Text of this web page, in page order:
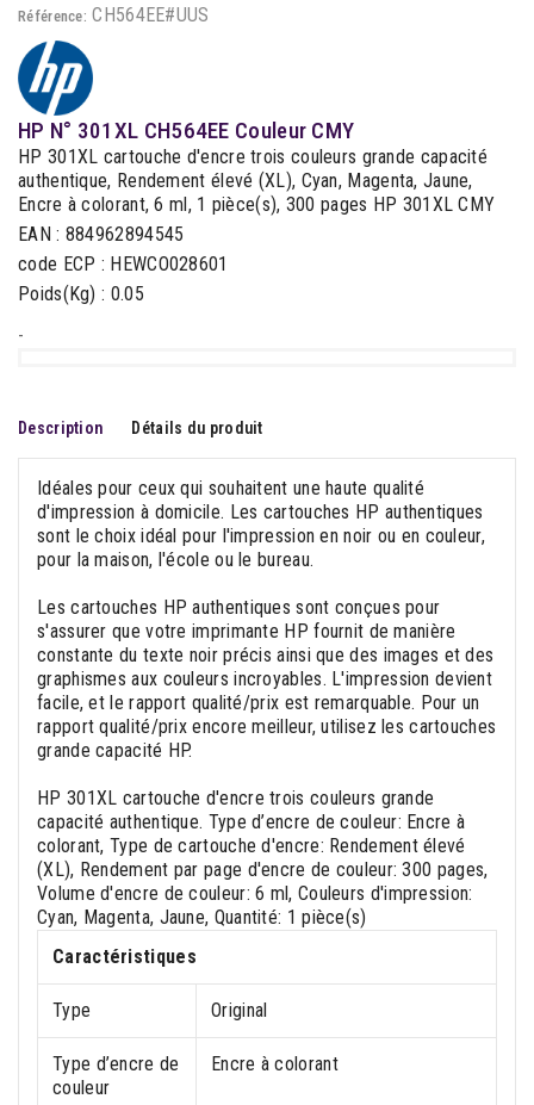
Référence: CH564EE#UUS
HP N° 301XL CH564EE Couleur CMY
HP 301XL cartouche d'encre trois couleurs grande capacité
authentique, Rendement élevé (XL), Cyan, Magenta, Jaune,
Encre à colorant, 6 ml, 1 pièce(s), 300 pages HP 301XL CMY
EAN : 884962894545
code ECP : HEWCO028601
Poids(Kg) : 0.05
-
Description Détails du produit
Idéales pour ceux qui souhaitent une haute qualité
d'impression à domicile. Les cartouches HP authentiques
sont le choix idéal pour l'impression en noir ou en couleur,
pour la maison, l'école ou le bureau.
Les cartouches HP authentiques sont conçues pour
s'assurer que votre imprimante HP fournit de manière
constante du texte noir précis ainsi que des images et des
graphismes aux couleurs incroyables. L'impression devient
facile, et le rapport qualité/prix est remarquable. Pour un
rapport qualité/prix encore meilleur, utilisez les cartouches
grande capacité HP.
HP 301XL cartouche d'encre trois couleurs grande
capacité authentique. Type d’encre de couleur: Encre à
colorant, Type de cartouche d'encre: Rendement élevé
(XL), Rendement par page d'encre de couleur: 300 pages,
Volume d'encre de couleur: 6 ml, Couleurs d'impression:
Cyan, Magenta, Jaune, Quantité: 1 pièce(s)
Caractéristiques
Type Original
Type d’encre de
couleur
Encre à colorant